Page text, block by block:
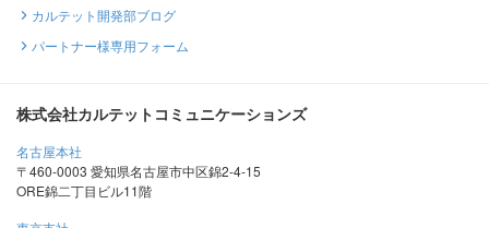
カルテット開発部ブログ
パートナー様専用フォーム
株式会社カルテットコミュニケーションズ
名古屋本社
〒460-0003 愛知県名古屋市中区錦2-4-15
ORE錦二丁目ビル11階